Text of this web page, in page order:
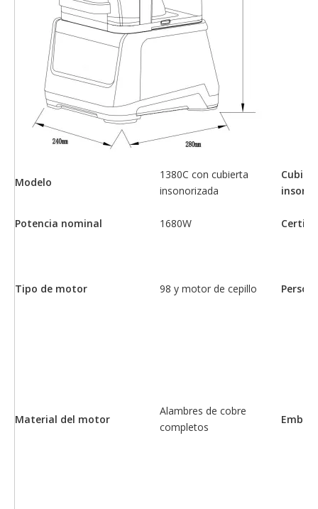
Modelo
1380C con cubierta
insonorizada
Potencia nominal 1680W
Tipo de motor 98 y motor de cepillo
Material del motor
Alambres de cobre
completos